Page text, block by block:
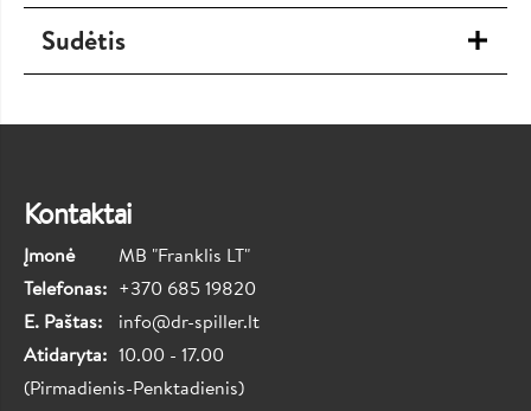
Sudėtis
Kontaktai
Įmonė
MB "Franklis LT"
Telefonas: +370 685 19820
E. Paštas:
info@dr-spiller.lt
Atidaryta: 10.00 - 17.00
(Pirmadienis-Penktadienis)